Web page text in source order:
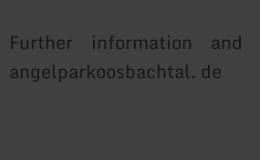
Further information
angelparkoosbachtal. de